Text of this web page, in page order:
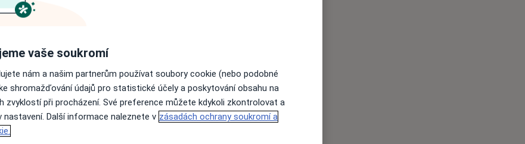
vaše soukromí
nám a našim partnerům používat soubory cookie (nebo podobné
shromažďování údajů pro statistické účely a poskytování obsahu na
zvyklostí při procházení. Své preference můžete kdykoli zkontrolovat a
nastavení. Další informace naleznete v zásadách ochrany soukromí a